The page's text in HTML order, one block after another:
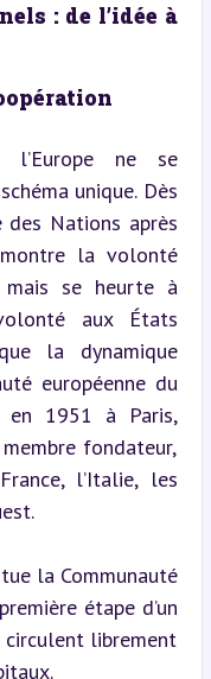
: de l’idée à
l’Europe ne se
unique. Dès
Nations après
la volonté
mais se heurte à
aux États
la dynamique
européenne du
en 1951 à Paris,
fondateur,
l’Italie, les
la Communauté
étape d’un
circulent librement